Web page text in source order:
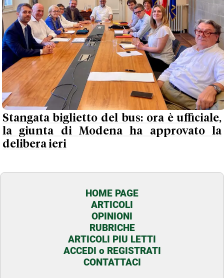
Stangata biglietto del bus: ora è ufficiale,
la giunta di Modena ha approvato la
delibera ieri
HOME PAGE
ARTICOLI
OPINIONI
RUBRICHE
ARTICOLI PIU LETTI
ACCEDI o REGISTRATI
CONTATTACI